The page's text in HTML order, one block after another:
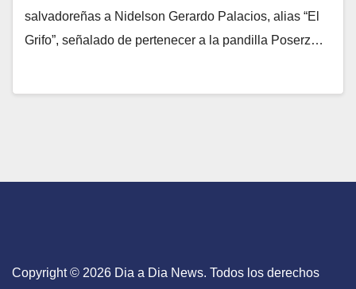
salvadoreñas a Nidelson Gerardo Palacios, alias “El
Grifo”, señalado de pertenecer a la pandilla Poserz…
Copyright © 2026 Dia a Dia News. Todos los derechos